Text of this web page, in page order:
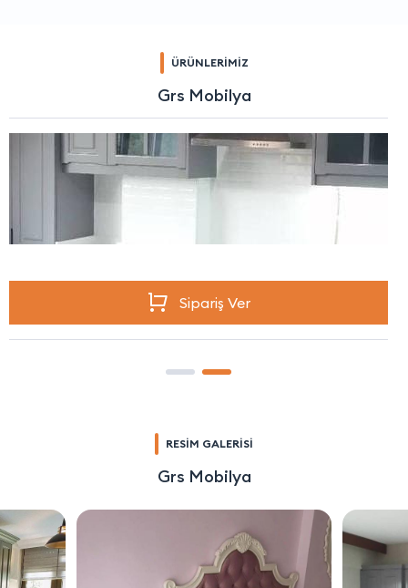
ÜRÜNLERİMİZ
Grs Mobilya
Sipariş Ver
RESİM GALERİSİ
Grs Mobilya